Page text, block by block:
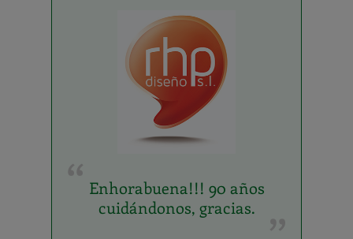
Enhorabuena!!! 90 años
cuidándonos, gracias.